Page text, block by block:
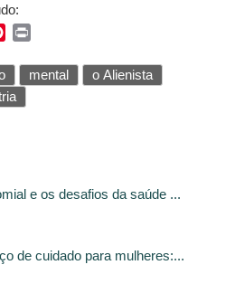
Pinterest
mental
o Alienista
e os desafios da saúde ...
de cuidado para mulheres:...